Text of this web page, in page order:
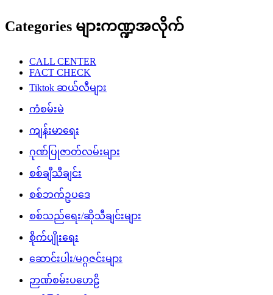
Categories များကဏ္ဍအလိုက်
CALL CENTER
FACT CHECK
Tiktok ဆယ်လီများ
ကံစမ်းမဲ
ကျန်းမာရေး
ဂုဏ်ပြုဇာတ်လမ်းများ
စစ်ချီသီချင်း
စစ်ဘက်ဥပဒေ
စစ်သည်ရေး/ဆိုသီချင်းများ
စိုက်ပျိုးရေး
ဆောင်းပါး/မဂ္ဂဇင်းများ
ဉာဏ်စမ်းပဟေဠိ